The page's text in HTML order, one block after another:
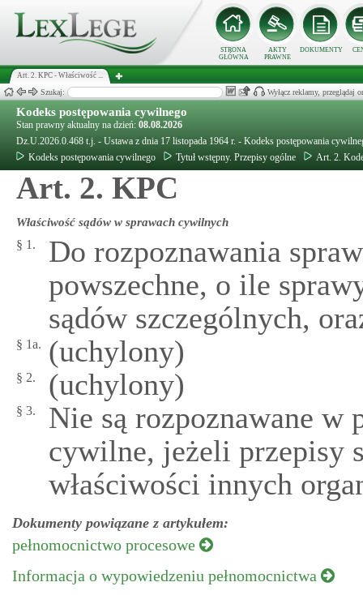
STRONA
GŁÓWNA
AKTY
PRAWNE
DOKUMENTY
Art. 2. KPC - Właściwość ...
Szukaj: Wyłącz reklamy, przeglądaj
Kodeks postępowania cywilnego
Stan prawny aktualny na dzień: 08.08.2026
Dz.U.2026.0.468 t.j. - Ustawa z dnia 17 listopada 1964 r. - Kodeks postępowania
Kodeks postępowania cywilnego
Tytuł wstępny. Przepisy ogólne Art. 2.
Art. 2. KPC
Właściwość sądów w sprawach cywilnych
§ 1.
Do rozpoznawania
powszechne, o ile
sądów szczególnych,
§ 1a. (uchylony)
§ 2. (uchylony)
§ 3.
Nie są rozpoznawane w
cywilne, jeżeli przepisy
właściwości innych
Dokumenty powiązane z artykułem:
pełnomocnictwo procesowe
Informacja o wypowiedzeniu pełnomocnictwa